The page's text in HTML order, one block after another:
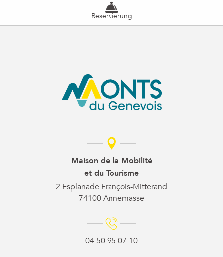
Reservierung
Maison de la Mobilité
et du Tourisme
2 Esplanade François-Mitterand
74100 Annemasse
04 50 95 07 10